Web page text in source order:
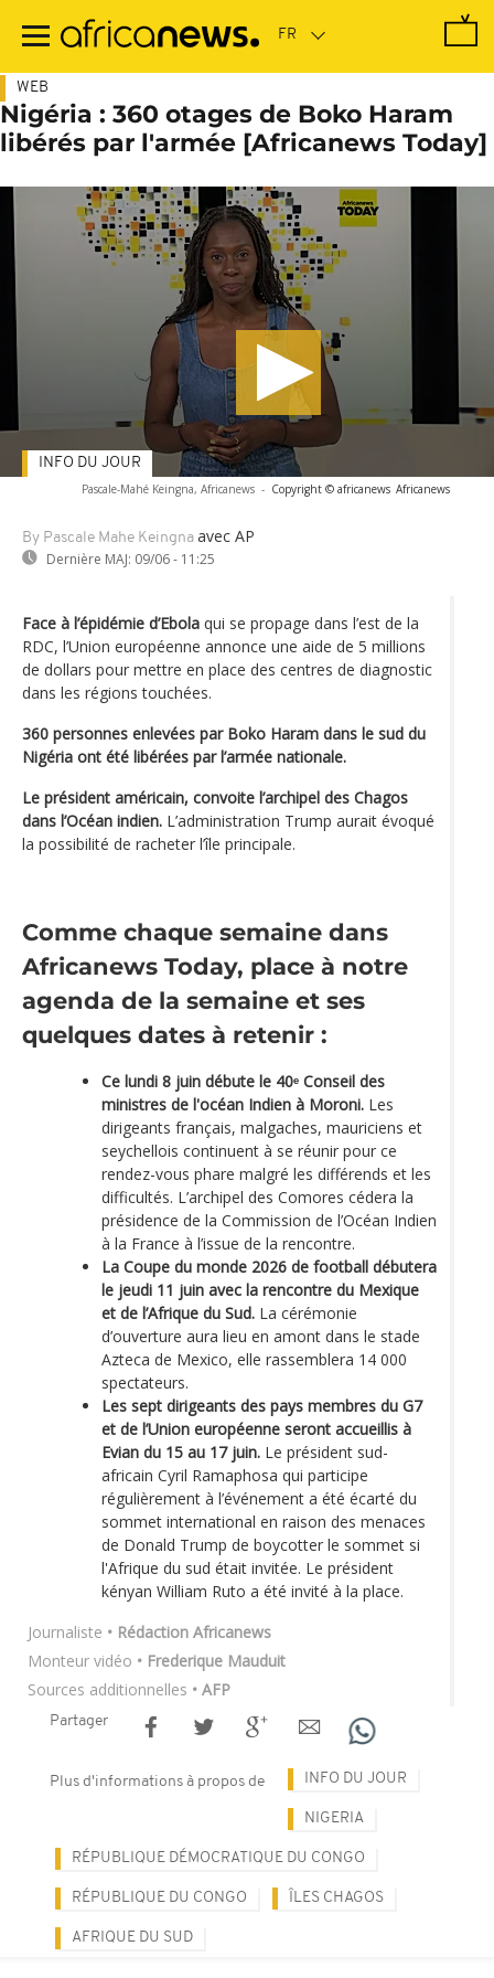
contenu
WEB
Nigéria : 360 otages de Boko Haram
libérés par l'armée [Africanews Today]
Pascale-Mahé Keingna, Africanews - Copyright © africanews Africanews
By Pascale Mahe Keingna avec AP
Dernière MAJ: 09/06 - 11:25
INFO DU JOUR
Face à l’épidémie d’Ebola qui se propage dans l’est de la
RDC, l’Union européenne annonce une aide de 5 millions
de dollars pour mettre en place des centres de diagnostic
dans les régions touchées.
360 personnes enlevées par Boko Haram dans le sud du
Nigéria ont été libérées par l’armée nationale.
Le président américain, convoite l’archipel des Chagos
dans l’Océan indien. L’administration Trump aurait évoqué
la possibilité de racheter l’île principale.
Comme chaque semaine dans
Africanews Today, place à notre
agenda de la semaine et ses
quelques dates à retenir :
Ce lundi 8 juin débute le 40ᵉ Conseil des
ministres de l'océan Indien à Moroni. Les
dirigeants français, malgaches, mauriciens et
seychellois continuent à se réunir pour ce
rendez-vous phare malgré les différends et les
difficultés. L’archipel des Comores cédera la
présidence de la Commission de l’Océan Indien
à la France à l’issue de la rencontre.
La Coupe du monde 2026 de football débutera
le jeudi 11 juin avec la rencontre du Mexique
et de l’Afrique du Sud. La cérémonie
d’ouverture aura lieu en amont dans le stade
Azteca de Mexico, elle rassemblera 14 000
spectateurs.
Les sept dirigeants des pays membres du G7
et de l’Union européenne seront accueillis à
Evian du 15 au 17 juin. Le président sud-
africain Cyril Ramaphosa qui participe
régulièrement à l’événement a été écarté du
sommet international en raison des menaces
de Donald Trump de boycotter le sommet si
l'Afrique du sud était invitée. Le président
kényan William Ruto a été invité à la place.
Journaliste • Rédaction Africanews
Monteur vidéo • Frederique Mauduit
Sources additionnelles • AFP
Partager
Plus d'informations à propos de INFO DU JOUR
NIGERIA
RÉPUBLIQUE DÉMOCRATIQUE DU CONGO
RÉPUBLIQUE DU CONGO ÎLES CHAGOS
AFRIQUE DU SUD